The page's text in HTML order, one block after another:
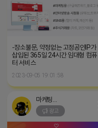
-장소불문, 약정없는 고정공인IP가
삽입된 365일 24시간 임대형 컴퓨
터 서비스
2023-09-05 19:01:58
광고